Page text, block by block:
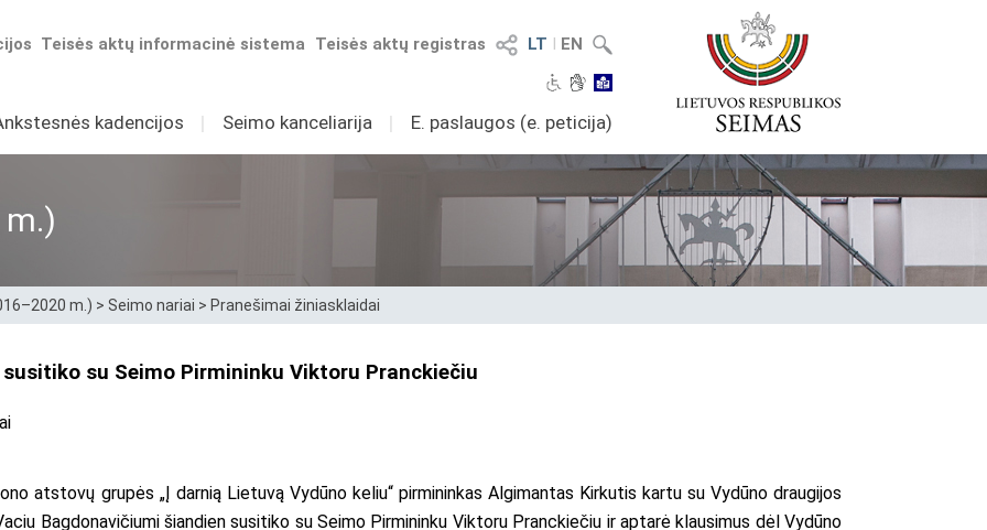
LT I EN
Teisės aktų registras
Teisės aktų informacinė sistema
kadencijos I Seimo kanceliarija I E. paslaugos (e. peticija)
m.) > Seimo nariai > Pranešimai žiniasklaidai
su Seimo Pirmininku Viktoru Pranckiečiu
atstovų grupės „Į darnią Lietuvą Vydūno keliu“ pirmininkas Algimantas Kirkutis kartu su Vydūno draugijos
Bagdonavičiumi šiandien susitiko su Seimo Pirmininku Viktoru Pranckiečiu ir aptarė klausimus dėl Vydūno